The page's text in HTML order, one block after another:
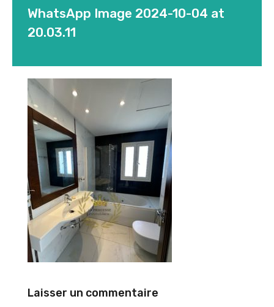
WhatsApp Image 2024-10-04 at
20.03.11
Laisser un commentaire